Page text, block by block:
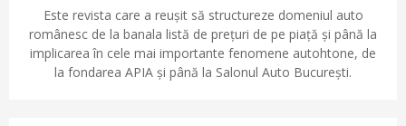
Este revista care a reușit să structureze domeniul auto
românesc de la banala listă de prețuri de pe piață și până la
implicarea în cele mai importante fenomene autohtone, de
la fondarea APIA și până la Salonul Auto București.